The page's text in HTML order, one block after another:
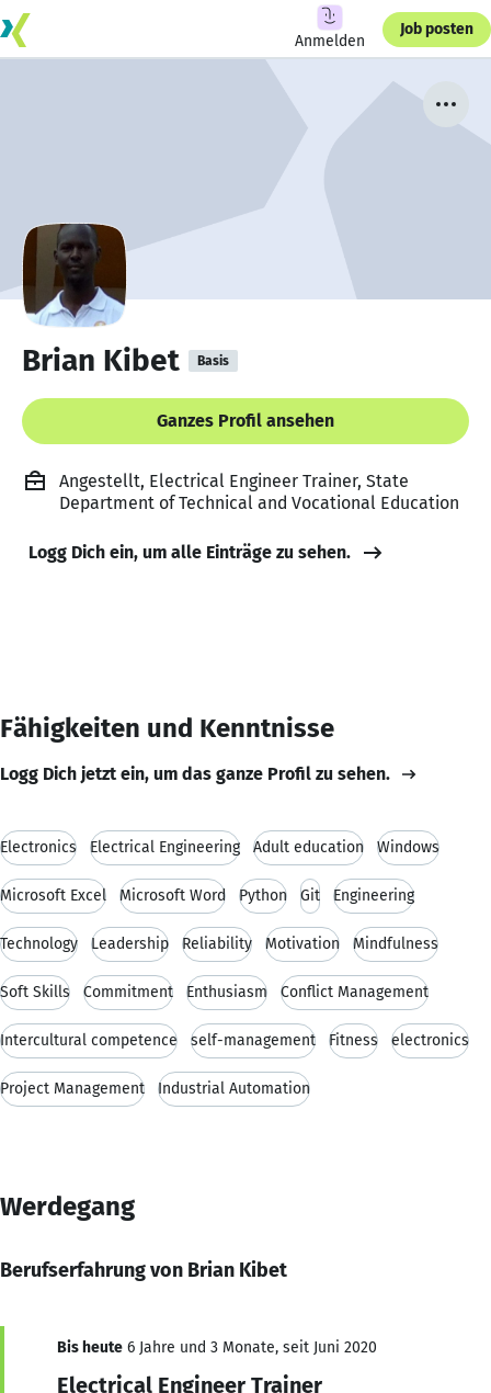
Anmelden
Job posten
Brian Kibet Basis
Ganzes Profil ansehen
Angestellt, Electrical Engineer Trainer, State
Department of Technical and Vocational Education
Logg Dich ein, um alle Einträge zu sehen.
Fähigkeiten und Kenntnisse
Logg Dich jetzt ein, um das ganze Profil zu sehen.
Electronics Electrical Engineering Adult education Windows
Microsoft Excel Microsoft Word Python Git Engineering
Technology Leadership Reliability Motivation Mindfulness
Soft Skills Commitment Enthusiasm Conflict Management
Intercultural competence self-management Fitness electronics
Project Management Industrial Automation
Werdegang
Berufserfahrung von Brian Kibet
Bis heute 6 Jahre und 3 Monate, seit Juni 2020
Electrical Engineer Trainer